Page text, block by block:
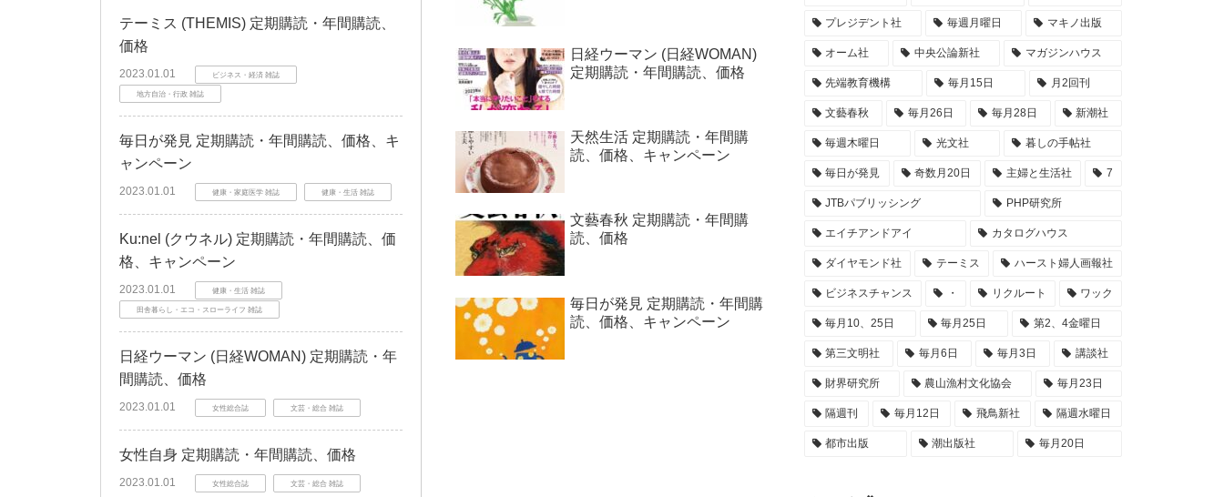
テーミス (THEMIS) 定期購読・年間購読、
価格
2023.01.01 ビジネス・経済 雑誌
地方自治・行政 雑誌
毎日が発見 定期購読・年間購読、価格、キ
ャンペーン
2023.01.01 健康・家庭医学 雑誌 健康・生活 雑誌
Ku:nel (クウネル) 定期購読・年間購読、価
格、キャンペーン
2023.01.01 健康・生活 雑誌
田舎暮らし・エコ・スローライフ 雑誌
日経ウーマン (日経WOMAN) 定期購読・年
間購読、価格
2023.01.01 女性総合誌 文芸・総合 雑誌
女性自身 定期購読・年間購読、価格
2023.01.01 女性総合誌 文芸・総合 雑誌
日経ウーマン (日経WOMAN)
定期購読・年間購読、価格
天然生活 定期購読・年間購
読、価格、キャンペーン
文藝春秋 定期購読・年間購
読、価格
毎日が発見 定期購読・年間購
読、価格、キャンペーン
プレジデント社 毎週月曜日 マキノ出版
オーム社 中央公論新社 マガジンハウス
先端教育機構 毎月15日 月2回刊
文藝春秋 毎月26日 毎月28日 新潮社
毎週木曜日 光文社 暮しの手帖社
毎日が発見 奇数月20日 主婦と生活社 7
JTBパブリッシング PHP研究所
エイチアンドアイ カタログハウス
ダイヤモンド社 テーミス ハースト婦人画報社
ビジネスチャンス ・ リクルート ワック
毎月10、25日 毎月25日 第2、4金曜日
第三文明社 毎月6日 毎月3日 講談社
財界研究所 農山漁村文化協会 毎月23日
隔週刊 毎月12日 飛鳥新社 隔週水曜日
都市出版 潮出版社 毎月20日